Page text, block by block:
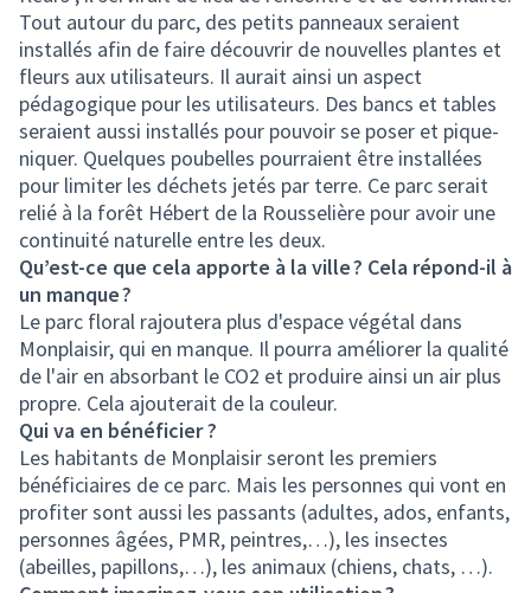
Tout autour du parc, des petits panneaux seraient
installés afin de faire découvrir de nouvelles plantes et
fleurs aux utilisateurs. Il aurait ainsi un aspect
pédagogique pour les utilisateurs. Des bancs et tables
seraient aussi installés pour pouvoir se poser et pique-
niquer. Quelques poubelles pourraient être installées
pour limiter les déchets jetés par terre. Ce parc serait
relié à la forêt Hébert de la Rousselière pour avoir une
continuité naturelle entre les deux.
Qu’est-ce que cela apporte à la ville ? Cela répond-il à
un manque ?
Le parc floral rajoutera plus d'espace végétal dans
Monplaisir, qui en manque. Il pourra améliorer la qualité
de l'air en absorbant le CO2 et produire ainsi un air plus
propre. Cela ajouterait de la couleur.
Qui va en bénéficier ?
Les habitants de Monplaisir seront les premiers
bénéficiaires de ce parc. Mais les personnes qui vont en
profiter sont aussi les passants (adultes, ados, enfants,
personnes âgées, PMR, peintres,…), les insectes
(abeilles, papillons,…), les animaux (chiens, chats, …).